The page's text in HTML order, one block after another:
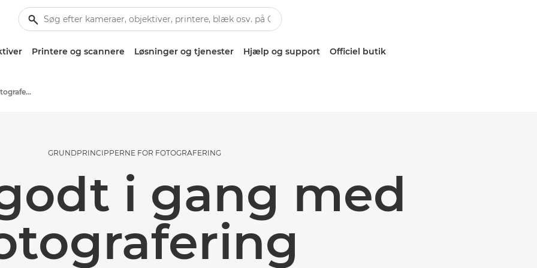
Printere og scannere Løsninger og tjenester Hjælp og support Officiel butik
Tips og teknikker til fotografering og print
GRUNDPRINCIPPERNE FOR FOTOGRAFERING
i gang med